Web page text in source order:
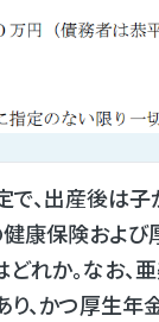
で、出産後は
健康保険およ
れか。なお
、かつ厚生年